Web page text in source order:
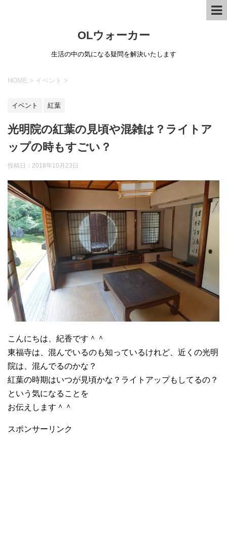
OLウォーカー
生活の中の気になる疑問を解決いたします
HOME > イベント >
イベント 紅葉
光明院の紅葉の見頃や混雑は？ライトア
ップの時もすごい？
投稿日： 2018年10月23日
こんにちは、紀香です＾＾
東福寺は、混んでいるのも知っているけれど、近くの光明
院は、混んでるのかな？
紅葉の時期はいつが見頃かな？ライトアップもしてるの？
という気になることを
お伝えします＾＾
スポンサーリンク